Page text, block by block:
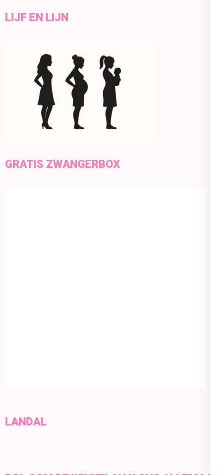
LIJF EN LIJN
GRATIS ZWANGERBOX
LANDAL